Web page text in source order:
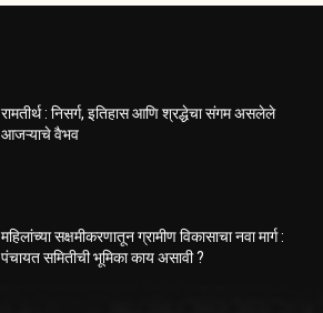
रामतीर्थ : निसर्ग, इतिहास आणि श्रद्धेचा संगम असलेले
आजऱ्याचे वैभव
महिलांच्या सक्षमीकरणातून ग्रामीण विकासाचा नवा मार्ग :
पंचायत समितीची भूमिका काय असावी ?